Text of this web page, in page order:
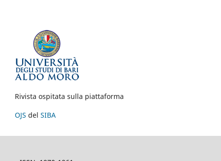
Rivista ospitata sulla piattaforma
OJS del SIBA